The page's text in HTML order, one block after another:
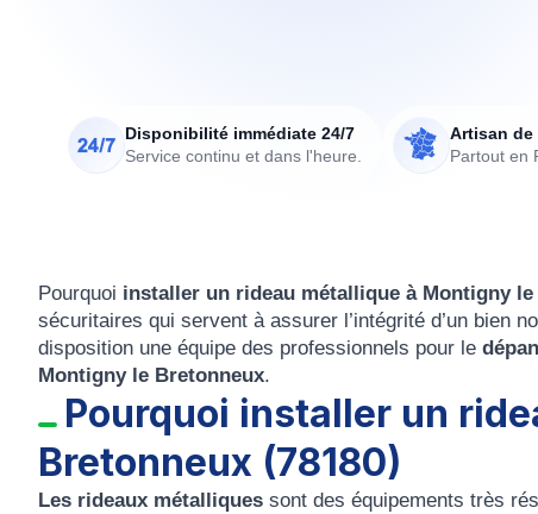
Disponibilité immédiate 24/7
Service continu et dans l'heure.
Artisan
Partout en
Pourquoi installer un rideau métallique à Montigny le
sécuritaires qui servent à assurer l’intégrité d’un bien
disposition une équipe des professionnels pour le
Montigny le Bretonneux.
Pourquoi installer un
Bretonneux (78180)
Les rideaux métalliques sont des équipements très